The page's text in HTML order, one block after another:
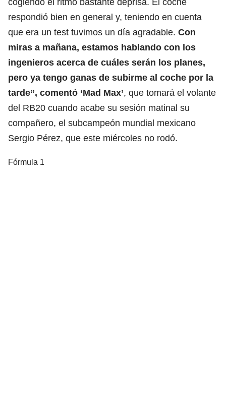
respondió bien en general y, teniendo en cuenta
que era un test tuvimos un día agradable. Con
miras a mañana, estamos hablando con los
ingenieros acerca de cuáles serán los planes,
pero ya tengo ganas de subirme al coche por la
tarde”, comentó ‘Mad Max’, que tomará el volante
del RB20 cuando acabe su sesión matinal su
compañero, el subcampeón mundial mexicano
Sergio Pérez, que este miércoles no rodó.
Fórmula 1